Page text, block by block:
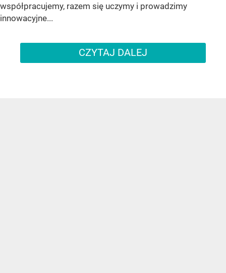
współpracujemy, razem się uczymy i prowadzimy
innowacyjne...
CZYTAJ DALEJ